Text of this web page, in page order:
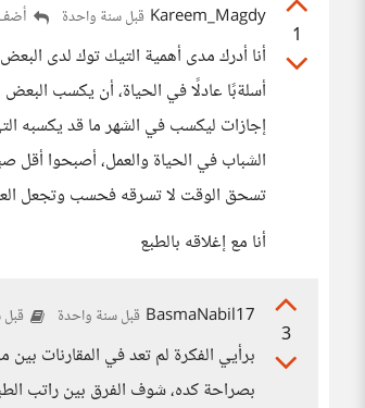
1
Kareem_Magdy قبل سنة واحدة
أنا أدرك مدى أهمية التيك توك لدى
إجازات ليكسب في الشهر ما قد يكسبه
الشباب في الحياة والعمل، أصبحوا أقل
تسحق الوقت لا تسرقه فحسب وتجعل
أنا مع إغلاقه بالطبع
3
BasmaNabil17 قبل سنة واحدة
برأيي الفكرة لم تعد في المقارنات
بصراحة كده، شوف الفرق بين راتب